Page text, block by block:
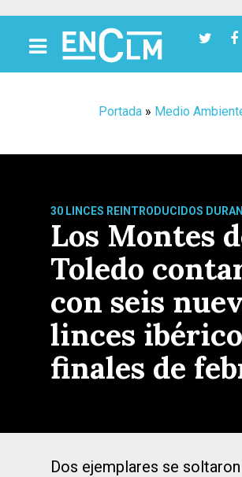
Portada» Medio
30 LINCES REINTRODUCIDOS
Los Montes
Toledo
con seis
linces
finales de
Dos ejemplares se